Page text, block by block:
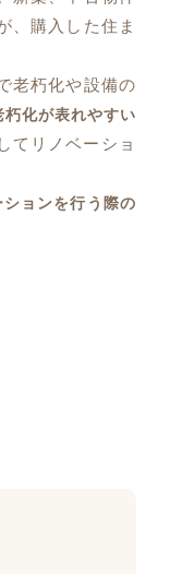
、購入した住ま
老朽化や設備の
化が表れやすい
てリノベーショ
ョンを行う際の